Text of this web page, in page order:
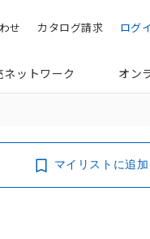
ログ
カタログ請求
せ
ネットワーク オン
マイリストに追加